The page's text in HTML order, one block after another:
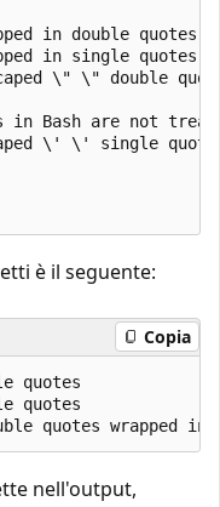
in double quotes"
in single quotes'
\" \" double
in Bash are not
\' \' single
è il seguente:
Copia
quotes
quotes
nell'output,